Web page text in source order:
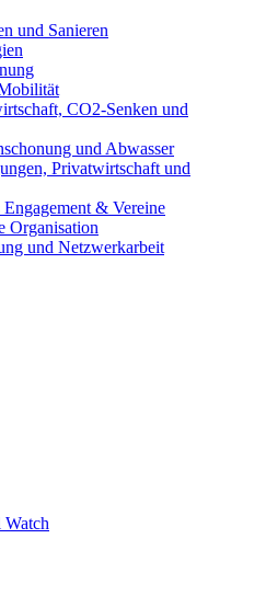
und Sanieren
CO2-Senken und
und Abwasser
Privatwirtschaft und
& Vereine
Organisation
und Netzwerkarbeit
Watch